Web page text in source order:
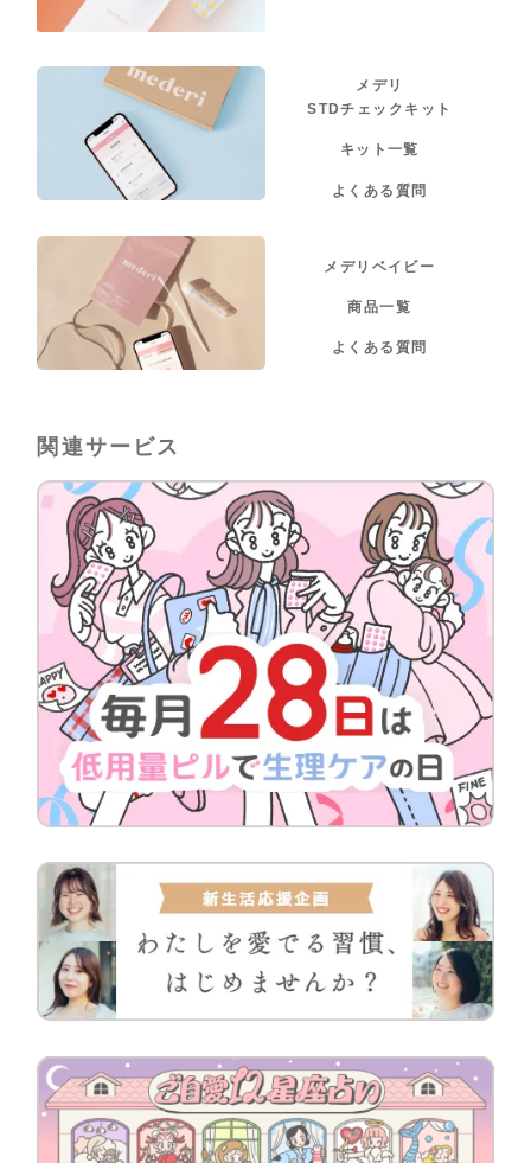
メデリ
STDチェックキット
キット一覧
よくある質問
メデリベイビー
商品一覧
よくある質問
関連サービス